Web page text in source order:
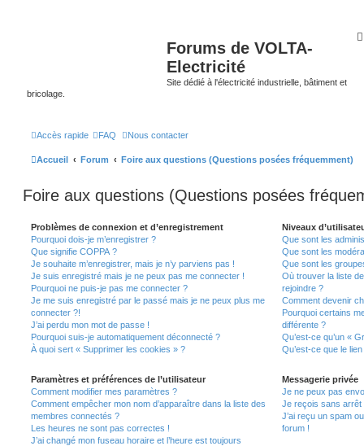
Forums de VOLTA-
Electricité
Site dédié à l'électricité industrielle, bâtiment et
bricolage.
Accès rapide FAQ Nous contacter
Accueil Forum Foire aux questions (Questions posées fréquemment)
Foire aux questions (Questions posées
Problèmes de connexion et d’enregistrement
Pourquoi dois-je m’enregistrer ?
Que signifie COPPA ?
Je souhaite m’enregistrer, mais je n’y parviens pas !
Je suis enregistré mais je ne peux pas me connecter !
Pourquoi ne puis-je pas me connecter ?
Je me suis enregistré par le passé mais je ne peux plus me
connecter ?!
J’ai perdu mon mot de passe !
Pourquoi suis-je automatiquement déconnecté ?
À quoi sert « Supprimer les cookies » ?
Paramètres et préférences de l’utilisateur
Comment modifier mes paramètres ?
Comment empêcher mon nom d’apparaître dans la liste des
membres connectés ?
Les heures ne sont pas correctes !
J’ai changé mon fuseau horaire et l’heure est toujours
Niveaux
Que sont les
Que sont les
Que sont les
Où trouver la liste
rejoindre ?
Comment devenir
Pourquoi certains
différente ?
Qu’est-ce qu’un «
Qu’est-ce que le
Messagerie privée
Je ne peux pas
Je reçois sans arrêt
J’ai reçu un spam
forum !